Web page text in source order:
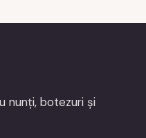
nunți, botezuri și